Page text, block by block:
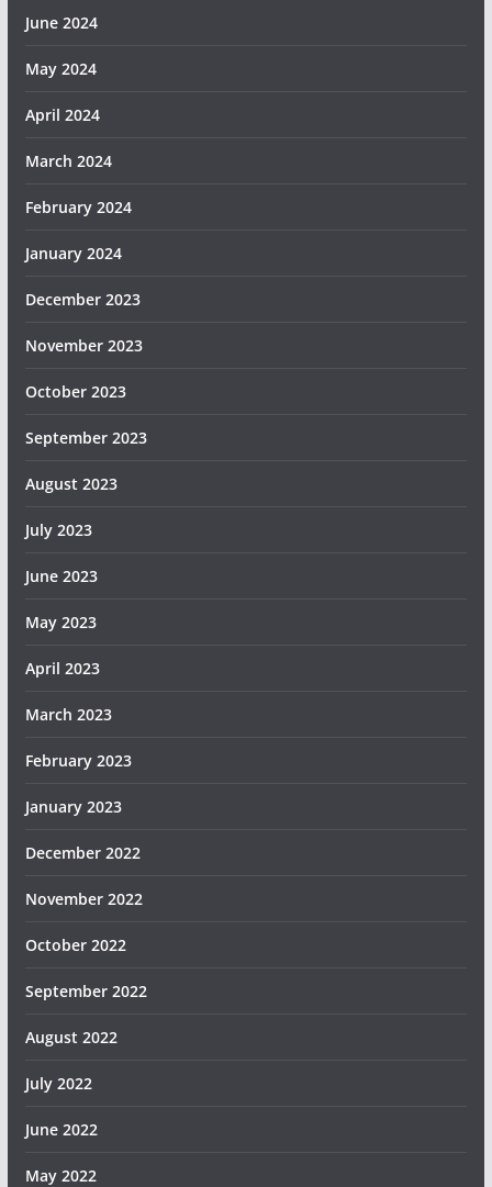
June 2024
May 2024
April 2024
March 2024
February 2024
January 2024
December 2023
November 2023
October 2023
September 2023
August 2023
July 2023
June 2023
May 2023
April 2023
March 2023
February 2023
January 2023
December 2022
November 2022
October 2022
September 2022
August 2022
July 2022
June 2022
May 2022